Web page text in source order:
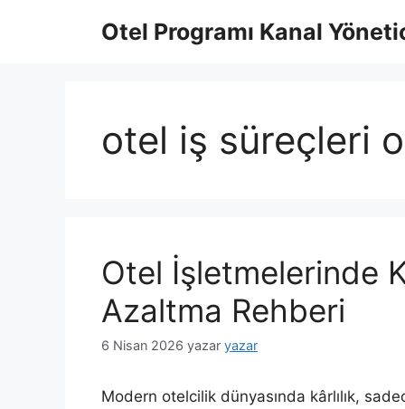
Otel Programı Kanal
otel iş süreçleri
Otel İşletmelerinde
Azaltma Rehberi
6 Nisan 2026 yazar yazar
Modern otelcilik dünyasında kârlılık,